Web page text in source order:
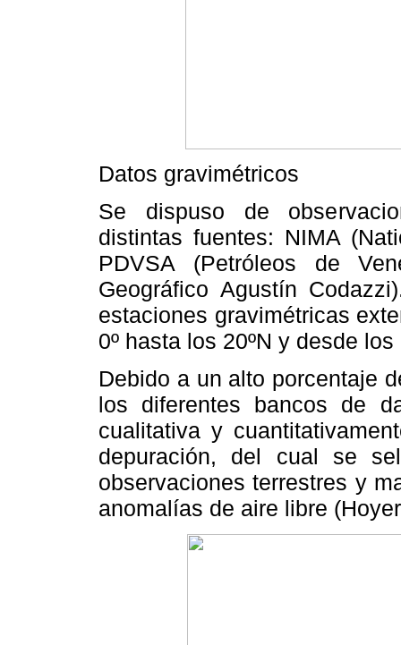
Datos gravimétricos
Se dispuso de
distintas fuentes: NIMA
PDVSA (Petróleos de
Geográfico Agustín
estaciones gravimétricas
0º hasta los 20ºN y desde
Debido a un alto porcentaje
los diferentes bancos de
cualitativa y
depuración, del cual se
observaciones terrestres y
anomalías de aire libre